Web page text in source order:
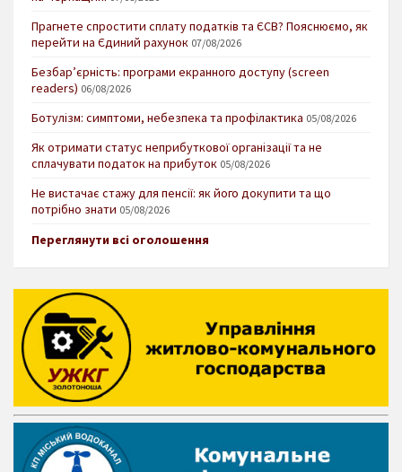
Прагнете спростити сплату податків та ЄСВ? Пояснюємо, як
перейти на Єдиний рахунок 07/08/2026
Безбар’єрність: програми екранного доступу (screen
readers) 06/08/2026
Ботулізм: симптоми, небезпека та профілактика 05/08/2026
Як отримати статус неприбуткової організації та не
сплачувати податок на прибуток 05/08/2026
Не вистачає стажу для пенсії: як його докупити та що
потрібно знати 05/08/2026
Переглянути всі оголошення